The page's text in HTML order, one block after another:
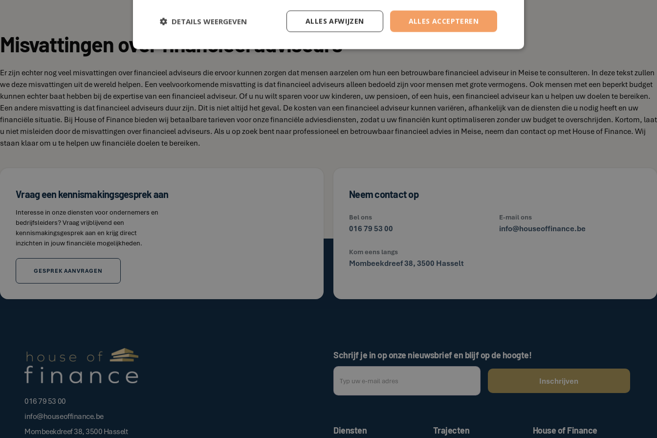
Misvattingen over financieel adviseurs
Er zijn echter nog veel misvattingen over financieel adviseurs die ervoor kunnen zorgen dat mensen aarzelen om hun een betrouwbare financieel adviseur in Meise te consulteren. In deze tekst zullen
we deze misvattingen uit de wereld helpen. Een veelvoorkomende misvatting is dat financieel adviseurs alleen bedoeld zijn voor mensen met grote vermogens. Ook mensen met een beperkt budget
kunnen echter baat hebben bij de expertise van een financieel adviseur. Of u nu wilt sparen voor uw kinderen, uw pensioen, of een huis, een financieel adviseur kan u helpen uw doelen te bereiken.
Een andere misvatting is dat financieel adviseurs duur zijn. Dit is niet altijd het geval. De kosten van een financieel adviseur kunnen variëren, afhankelijk van de diensten die u nodig heeft en uw
financiële situatie. Bij House of Finance bieden wij betaalbare tarieven voor onze financiële adviesdiensten, zodat u uw financiën kunt optimaliseren zonder uw budget te overschrijden. Kortom, laat
u niet misleiden door de misvattingen over financieel adviseurs. Als u op zoek bent naar professioneel en betrouwbaar financieel advies in Meise, neem dan contact op met House of Finance. Wij
staan klaar om u te helpen uw financiële doelen te bereiken.
Vraag een kennismakingsgesprek aan
Interesse in onze diensten voor ondernemers en
bedrijfsleiders? Vraag vrijblijvend een
kennismakingsgesprek aan en krijg direct
inzichten in jouw financiële mogelijkheden.
GESPREK AANVRAGEN
Neem contact op
Bel ons
016 79 53 00
E-mail ons
info@houseoffinance.be
Kom eens langs
Mombeekdreef 38, 3500 Hasselt
016 79 53 00
info@houseoffinance.be
Mombeekdreef 38, 3500 Hasselt
Schrijf je in op onze nieuwsbrief en blijf op de hoogte!
Diensten Trajecten House of Finance
ALLES ACCEPTEREN
ALLES AFWIJZEN
DETAILS WEERGEVEN